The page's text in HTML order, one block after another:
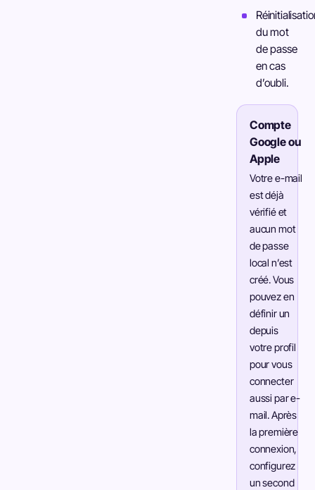
du mot
de passe
en cas
d’oubli.
Compte
Google ou
Apple
Votre e-mail
est déjà
vérifié et
aucun mot
de passe
local n’est
créé. Vous
pouvez en
définir un
depuis
votre profil
pour vous
connecter
aussi par e-
mail. Après
la première
connexion,
configurez
un second